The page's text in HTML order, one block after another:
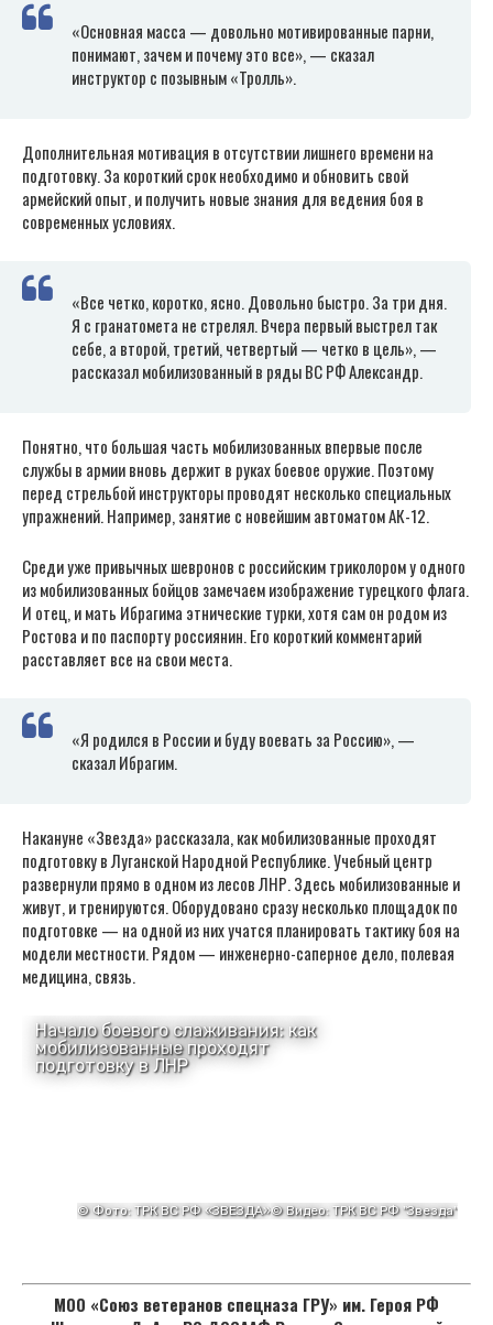
«Основная масса — довольно мотивированные парни,
понимают, зачем и почему это все», — сказал
инструктор с позывным «Тролль».
Дополнительная мотивация в отсутствии лишнего времени на
подготовку. За короткий срок необходимо и обновить свой
армейский опыт, и получить новые знания для ведения боя в
современных условиях.
«Все четко, коротко, ясно. Довольно быстро. За три дня.
Я с гранатомета не стрелял. Вчера первый выстрел так
себе, а второй, третий, четвертый — четко в цель», —
рассказал мобилизованный в ряды ВС РФ Александр.
Понятно, что большая часть мобилизованных впервые после
службы в армии вновь держит в руках боевое оружие. Поэтому
перед стрельбой инструкторы проводят несколько специальных
упражнений. Например, занятие с новейшим автоматом АК-12.
Среди уже привычных шевронов с российским триколором у одного
из мобилизованных бойцов замечаем изображение турецкого флага.
И отец, и мать Ибрагима этнические турки, хотя сам он родом из
Ростова и по паспорту россиянин. Его короткий комментарий
расставляет все на свои места.
«Я родился в России и буду воевать за Россию», —
сказал Ибрагим.
Накануне «Звезда» рассказала, как мобилизованные проходят
подготовку в Луганской Народной Республике. Учебный центр
развернули прямо в одном из лесов ЛНР. Здесь мобилизованные и
живут, и тренируются. Оборудовано сразу несколько площадок по
подготовке — на одной из них учатся планировать тактику боя на
модели местности. Рядом — инженерно-саперное дело, полевая
медицина, связь.
МОО «Союз ветеранов спецназа ГРУ» им. Героя РФ